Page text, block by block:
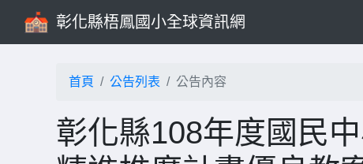
彰化縣梧鳳國小全球資訊網
首頁 公告列表 公告內容
彰化縣108年度國民